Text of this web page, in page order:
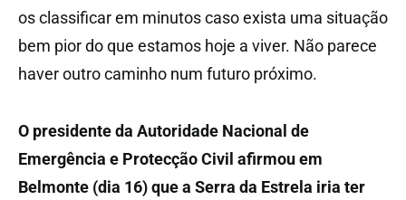
os classificar em minutos caso exista uma situação
bem pior do que estamos hoje a viver. Não parece
haver outro caminho num futuro próximo.
O presidente da Autoridade Nacional de
Emergência e Protecção Civil afirmou em
Belmonte (dia 16) que a Serra da Estrela iria ter